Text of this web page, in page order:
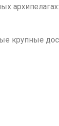
крупные